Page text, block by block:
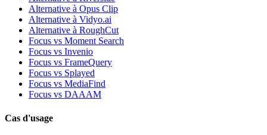
Alternative à Opus Clip
Alternative à Vidyo.ai
Alternative à RoughCut
Focus vs Moment Search
Focus vs Invenio
Focus vs FrameQuery
Focus vs Splayed
Focus vs MediaFind
Focus vs DAAAM
Cas d'usage